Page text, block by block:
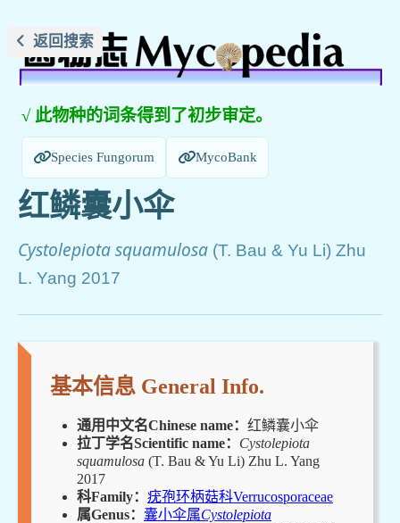
返回搜索
√ 此物种的词条得到了初步审定。
Species Fungorum MycoBank
红鳞囊小伞
Cystolepiota squamulosa (T. Bau & Yu Li) Zhu
L. Yang 2017
基本信息 General Info.
通用中文名Chinese name： 红鳞囊小伞
拉丁学名Scientific name： Cystolepiota
squamulosa (T. Bau & Yu Li) Zhu L. Yang
2017
科Family： 疣孢环柄菇科Verrucosporaceae
属Genus： 囊小伞属Cystolepiota